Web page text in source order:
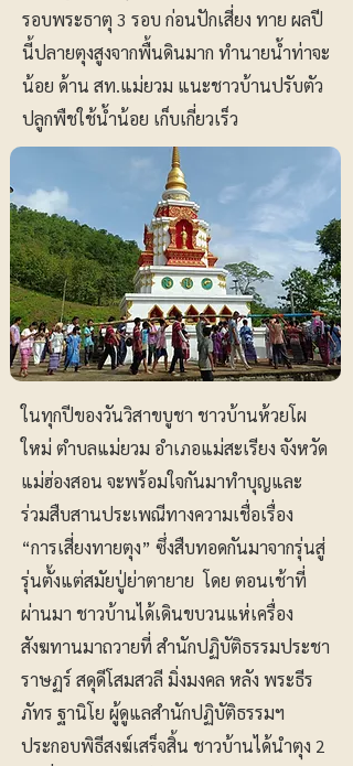
รอบพระธาตุ 3 รอบ ก่อนปักเสี่ยง ทาย ผลปี
นี้ปลายตุงสูงจากพื้นดินมาก ทำนายน้ำท่าจะ
น้อย ด้าน สท.แม่ยวม แนะชาวบ้านปรับตัว
ปลูกพืชใช้น้ำน้อย เก็บเกี่ยวเร็ว
ในทุกปีของวันวิสาขบูชา ชาวบ้านห้วยโผ
ใหม่ ตำบลแม่ยวม อำเภอแม่สะเรียง จังหวัด
แม่ฮ่องสอน จะพร้อมใจกันมาทำบุญและ
ร่วมสืบสานประเพณีทางความเชื่อเรื่อง
“การเสี่ยงทายตุง” ซึ่งสืบทอดกันมาจากรุ่นสู่
รุ่นตั้งแต่สมัยปู่ย่าตายาย โดย ตอนเช้าที่
ผ่านมา ชาวบ้านได้เดินขบวนแห่เครื่อง
สังฆทานมาถวายที่ สำนักปฏิบัติธรรมประชา
ราษฏร์ สดุดีโสมสวลี มิ่งมงคล หลัง พระธีร
ภัทร ฐานิโย ผู้ดูแลสำนักปฏิบัติธรรมฯ
ประกอบพิธีสงฆ์เสร็จสิ้น ชาวบ้านได้นำตุง 2